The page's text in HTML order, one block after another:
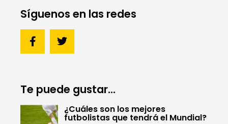
Síguenos en las redes
Te puede gustar...
¿Cuáles son los mejores
futbolistas que tendrá el Mundial?